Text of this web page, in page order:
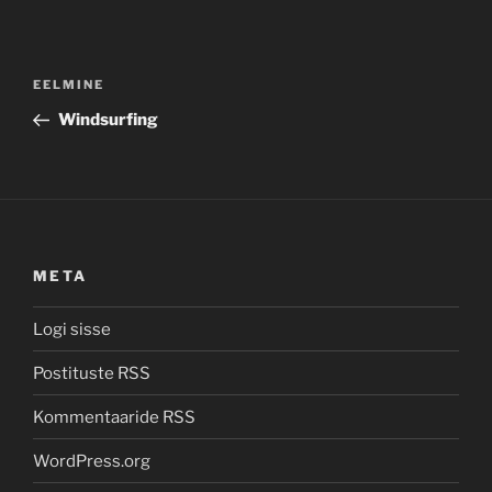
Previous
Post
EELMINE
Windsurfing
META
Logi sisse
Postituste RSS
Kommentaaride RSS
WordPress.org